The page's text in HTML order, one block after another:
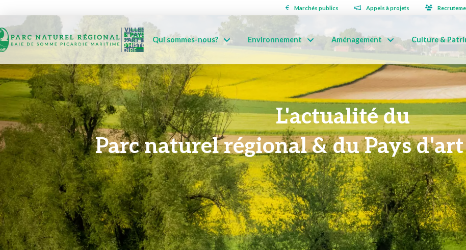
Marchés publics Appels à projets
Qui sommes-nous? Environnement Aménagement Culture &
L'actualité du
Parc naturel régional & du Pays